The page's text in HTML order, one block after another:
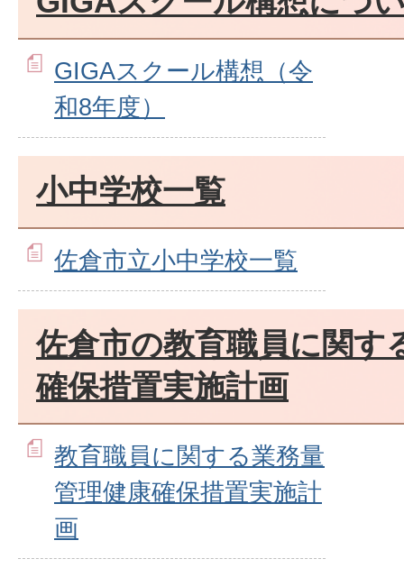
GIGAスクール構想（令
和8年度）
小中学校一覧
佐倉市立小中学校一覧
佐倉市の教育職員に関す
確保措置実施計画
教育職員に関する業務量
管理健康確保措置実施計
画